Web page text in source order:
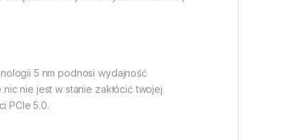
5 nm podnosi wydajność
nie jest w stanie zakłócić twojej
PCIe 5.0.